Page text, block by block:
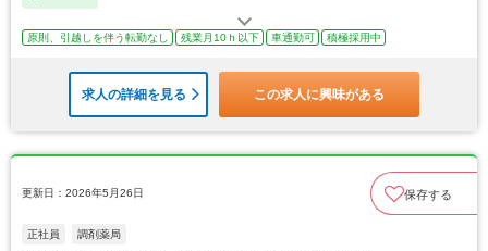
原則、引越しを伴う転勤なし 残業月10ｈ以下 車通勤可 積極採用中
求人の詳細を見る この求人に興味がある
更新日：2026年5月26日 保存する
正社員 調剤薬局